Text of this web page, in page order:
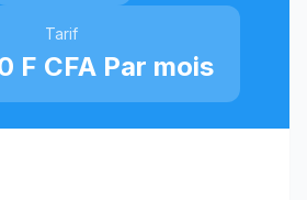
Tarif
F CFA Par mois